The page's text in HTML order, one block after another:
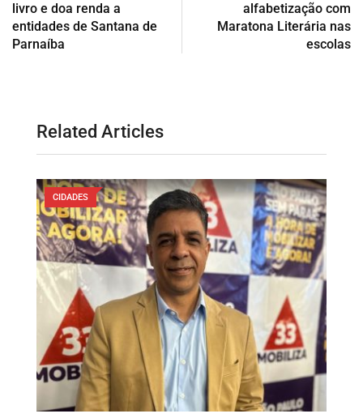
livro e doa renda a
entidades de Santana de
Parnaíba
alfabetização com
Maratona Literária nas
escolas
Related Articles
CIDADES